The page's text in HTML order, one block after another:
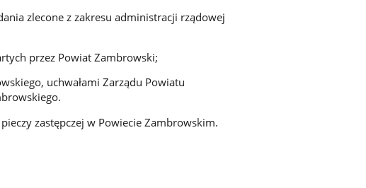
zlecone z zakresu administracji rządowej
przez Powiat Zambrowski;
uchwałami Zarządu Powiatu
zastępczej w Powiecie Zambrowskim.